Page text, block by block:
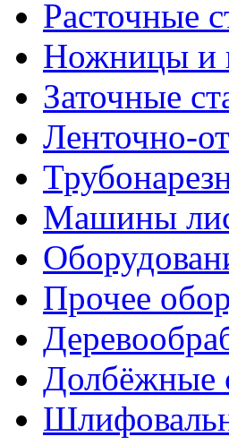
Расточные
Ножницы и
Заточные
Ленточно-
Машины
Прочее
Долбёжные